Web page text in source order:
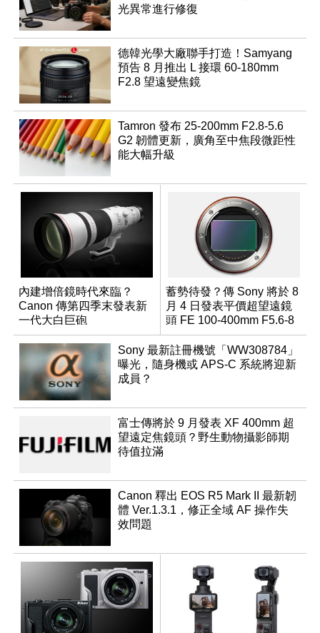
光異常進行修復
德韓光學大廠聯手打造！Samyang
預告 8 月推出 L 接環 60-180mm
F2.8 望遠變焦鏡
Tamron 發布 25-200mm F2.8-5.6
G2 韌體更新，廣角至中焦段微距性
能大幅升級
內建增倍鏡時代來臨？
Canon 傳第四季末發表新
一代大白巨砲
蓄勢待發？傳 Sony 將於 8
月 4 日發表平價超望遠鏡
頭 FE 100-400mm F5.6-8
Sony 最新註冊機號「WW308784」
曝光，隨身機或 APS-C 系統將迎新
成員？
富士傳將於 9 月發表 XF 400mm 超
望遠定焦鏡頭？野生動物攝影師期
待值拉滿
Canon 釋出 EOS R5 Mark II 最新韌
體 Ver.1.3.1，修正全域 AF 操作失
效問題